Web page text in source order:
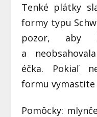
Tenké plátky
formy typu
pozor, aby
a
éčka. Pokiaľ
formu vymastite
Pomôcky: